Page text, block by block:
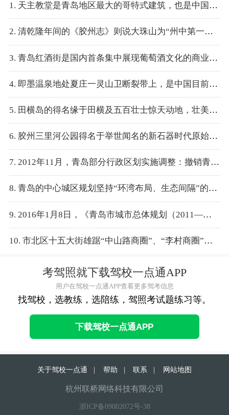
1. 天主教堂是青岛地区最大的哥特式建筑，也是中国唯一的祝圣教堂。
2. 清乾隆年间的《胶州志》则说大珠山为“州中第一胜地”。
3. 青岛红酒街是国内首条集中展现葡萄酒文化的商业区，同时也是岛城最大的葡萄酒交易集散地。
4. 即墨温泉地处夏庄一灵山卫断裂带上，是中国目前唯一的海水碳酸盐泉。
5. 田横岛的得名缘于田横及五百壮士惊天动地，壮美凄绝的千古传奇。
6. 胶州三里河公园得名于举世闻名的新石器时代原始氏族社会的“三里河文化”。
7. 2012年11月，青岛部分行政区划实施调整：撤销青岛市市北区、四方区，设立新的青岛市市北区。
8. 青岛的中心城区规划坚持“环湾布局、生态间隔”的规划理念，形成“三城联动”的空间组成架构。
9. 2016年1月8日，《青岛市城市总体规划（2011——2020）》将青岛分成：城市主中心、城市副中心、东岸城区、北岸城区、西岸城区。
10. 市北区十五大街雄踞“中山路商圈”、“李村商圈”、“台东商圈”三大商圈中心地带。
考驾照就下载驾校一点通APP
用户在驾校一点通APP查看更多驾考信息
找驾校，选教练，选陪练，驾照考试题练习等。
下载驾校一点通APP
关于驾校一点通 | 帮助 | 联系 | 网站地图
杭州联桥网络科技有限公司
浙ICP备09002072号-38